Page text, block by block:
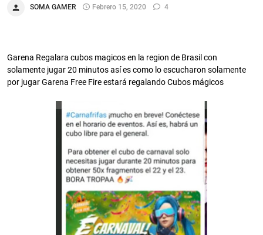
SOMA GAMER Febrero 15, 2020 4
Garena Regalara cubos magicos en la region de Brasil con
solamente jugar 20 minutos así es como lo escucharon solamente
por jugar Garena Free Fire estará regalando Cubos mágicos